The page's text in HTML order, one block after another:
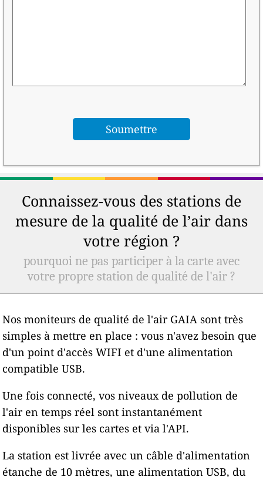
Connaissez-vous des stations de
mesure de la qualité de l’air dans
votre région ?
pourquoi ne pas participer à la carte avec
votre propre station de qualité de l'air ?
Nos moniteurs de qualité de l'air GAIA sont très
simples à mettre en place : vous n'avez besoin que
d'un point d'accès WIFI et d'une alimentation
compatible USB.
Une fois connecté, vos niveaux de pollution de
l'air en temps réel sont instantanément
disponibles sur les cartes et via l'API.
La station est livrée avec un câble d'alimentation
étanche de 10 mètres, une alimentation USB, du